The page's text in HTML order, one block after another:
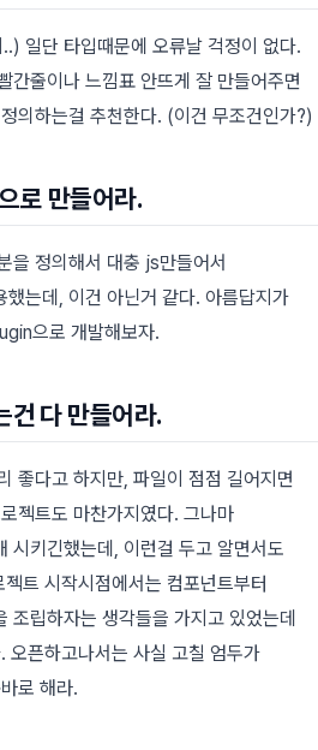
일단 타입때문에 오류날 걱정이 없다.
간줄이나 느낌표 안뜨게 잘 만들어주면
의하는걸 추천한다. (이건 무조건인가?)
로 만들어라.
을 정의해서 대충 js만들어서
했는데, 이건 아닌거 같다. 아름답지가
으로 개발해보자.
건 다 만들어라.
좋다고 하지만, 파일이 점점 길어지면
젝트도 마찬가지였다. 그나마
시키긴했는데, 이런걸 두고 알면서도
트 시작시점에서는 컴포넌트부터
조립하자는 생각들을 가지고 있었는데
오픈하고나서는 사실 고칠 엄두가
로 해라.